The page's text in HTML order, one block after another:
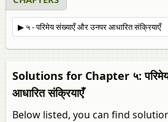
Solutions for Chapter ५:
आधारित संक्रियाएँ
Below listed, you can find